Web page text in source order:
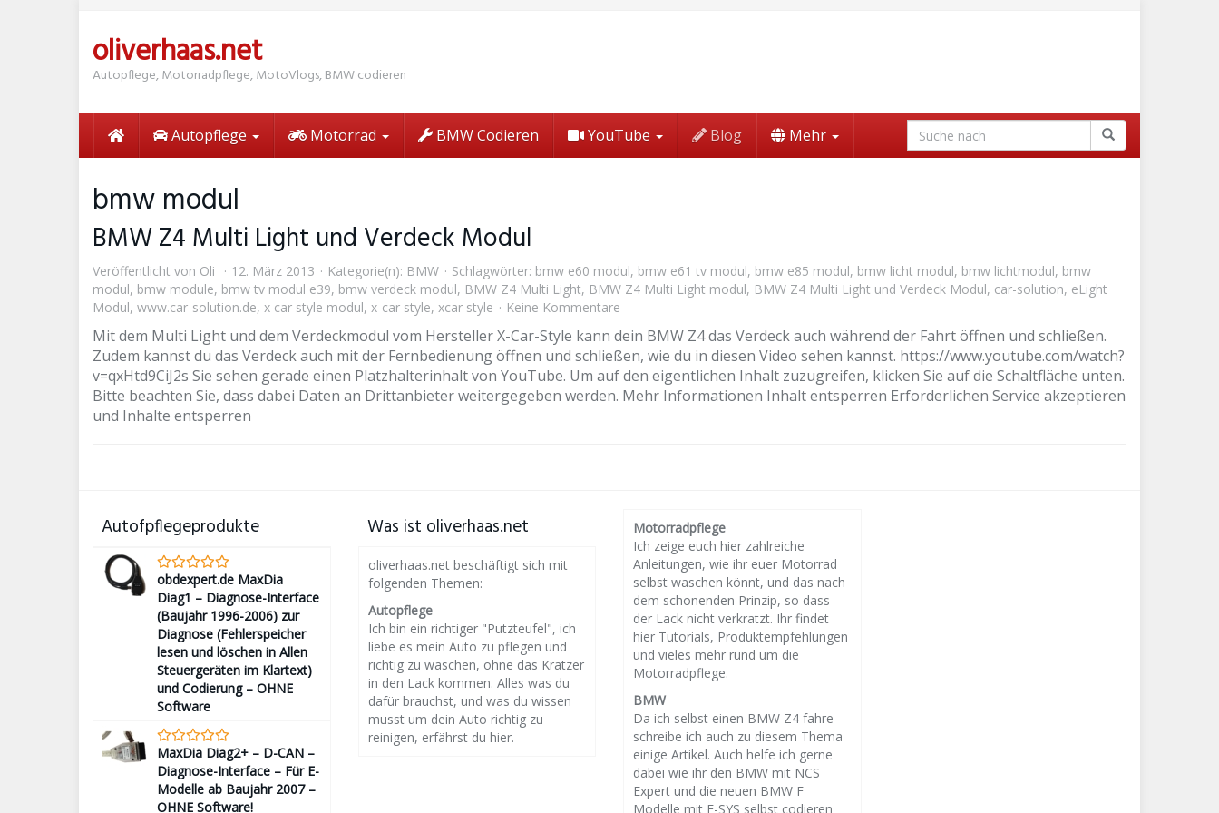
oliverhaas.net
Autopflege, Motorradpflege, MotoVlogs, BMW codieren
Autopflege Motorrad BMW Codieren YouTube Blog Mehr
bmw modul
BMW Z4 Multi Light und Verdeck Modul
Veröffentlicht von Oli 12. März 2013 Kategorie(n): BMW Schlagwörter: bmw e60 modul, bmw e61 tv modul, bmw e85 modul, bmw licht modul, bmw lichtmodul, bmw
modul, bmw module, bmw tv modul e39, bmw verdeck modul, BMW Z4 Multi Light, BMW Z4 Multi Light modul, BMW Z4 Multi Light und Verdeck Modul, car-solution, eLight
Modul, www.car-solution.de, x car style modul, x-car style, xcar style Keine Kommentare
Mit dem Multi Light und dem Verdeckmodul vom Hersteller X-Car-Style kann dein BMW Z4 das Verdeck auch während der Fahrt öffnen und schließen.
Zudem kannst du das Verdeck auch mit der Fernbedienung öffnen und schließen, wie du in diesen Video sehen kannst. https://www.youtube.com/watch?
v=qxHtd9CiJ2s Sie sehen gerade einen Platzhalterinhalt von YouTube. Um auf den eigentlichen Inhalt zuzugreifen, klicken Sie auf die Schaltfläche unten.
Bitte beachten Sie, dass dabei Daten an Drittanbieter weitergegeben werden. Mehr Informationen Inhalt entsperren Erforderlichen Service akzeptieren
und Inhalte entsperren
Autofpflegeprodukte
obdexpert.de MaxDia
Diag1 – Diagnose-Interface
(Baujahr 1996-2006) zur
Diagnose (Fehlerspeicher
lesen und löschen in Allen
Steuergeräten im Klartext)
und Codierung – OHNE
Software
MaxDia Diag2+ – D-CAN –
Diagnose-Interface – Für E-
Modelle ab Baujahr 2007 –
OHNE Software!
Was ist oliverhaas.net
oliverhaas.net beschäftigt sich mit
folgenden Themen:
Autopflege
Ich bin ein richtiger "Putzteufel", ich
liebe es mein Auto zu pflegen und
richtig zu waschen, ohne das Kratzer
in den Lack kommen. Alles was du
dafür brauchst, und was du wissen
musst um dein Auto richtig zu
reinigen, erfährst du hier.
Motorradpflege
Ich zeige euch hier zahlreiche
Anleitungen, wie ihr euer Motorrad
selbst waschen könnt, und das nach
dem schonenden Prinzip, so dass
der Lack nicht verkratzt. Ihr findet
hier Tutorials, Produktempfehlungen
und vieles mehr rund um die
Motorradpflege.
BMW
Da ich selbst einen BMW Z4 fahre
schreibe ich auch zu diesem Thema
einige Artikel. Auch helfe ich gerne
dabei wie ihr den BMW mit NCS
Expert und die neuen BMW F
Modelle mit E-SYS selbst codieren